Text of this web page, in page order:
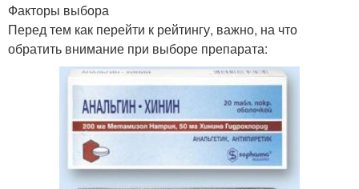
Факторы выбора
Перед тем как перейти к рейтингу, важно, на что
обратить внимание при выборе препарата: